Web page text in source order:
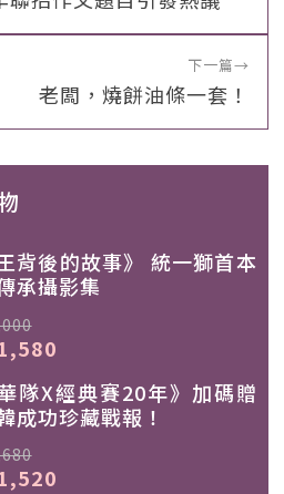
下一篇→
老闆，燒餅油條一套！
背後的故事》 統一獅首本
承攝影集
華隊X經典賽20年》加碼贈
成功珍藏戰報！